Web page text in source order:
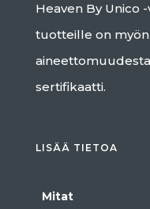
Heaven By Unico
tuotteille on
sertifikaatti.
LISÄÄ TIETOA
Mitat